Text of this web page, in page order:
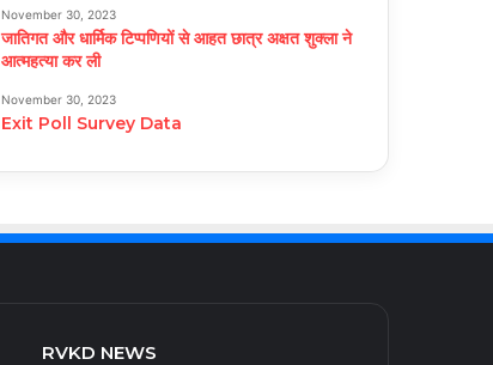
November 30, 2023
जातिगत और धार्मिक टिप्पणियों से आहत छात्र अक्षत शुक्ला ने
आत्महत्या कर ली
November 30, 2023
Exit Poll Survey Data
RVKD NEWS